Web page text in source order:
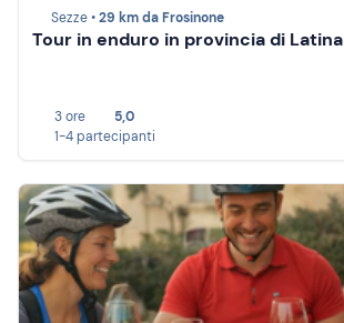
Sezze •29 km da Frosinone
Tour in enduro in provincia di Latina
3 ore
5,0
1-4 partecipanti